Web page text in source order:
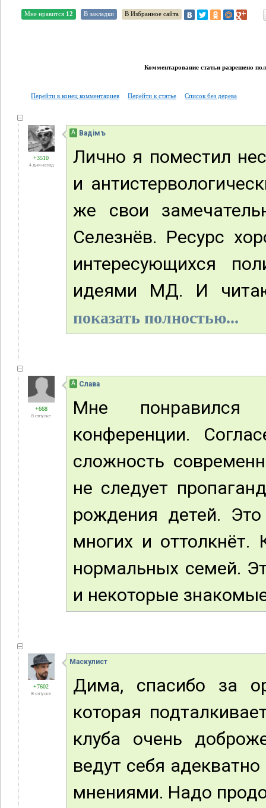
Мне нравится 12 В закладки В Избранное сайта
Комментарование статьи разрешено
Перейти в конец комментариев Перейти к статье Список без дерева
+3510
4 дня назад
А Вадiмъ
Лично я поместил
и
же свои
Селезнёв. Ресурс
интересующихся
идеями МД. И
показать полностью...
+668
В отпуске
А Слава
Мне понравился
конференции.
сложность
не следует
рождения детей.
многих и
нормальных семей.
и некоторые
+7602
В отпуске
Маскулист
Дима, спасибо за
которая
клуба очень
ведут себя
мнениями. Надо